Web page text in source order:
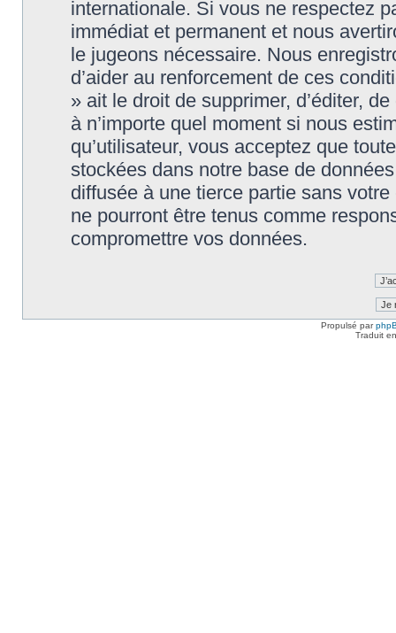
internationale. Si vous ne respectez
immédiat et permanent et nous
le jugeons nécessaire. Nous
d’aider au renforcement de ces
» ait le droit de supprimer, d’éditer,
à n’importe quel moment si nous
qu’utilisateur, vous acceptez que
stockées dans notre base de
diffusée à une tierce partie sans
ne pourront être tenus comme
compromettre vos données.
Propulsé par
Traduit